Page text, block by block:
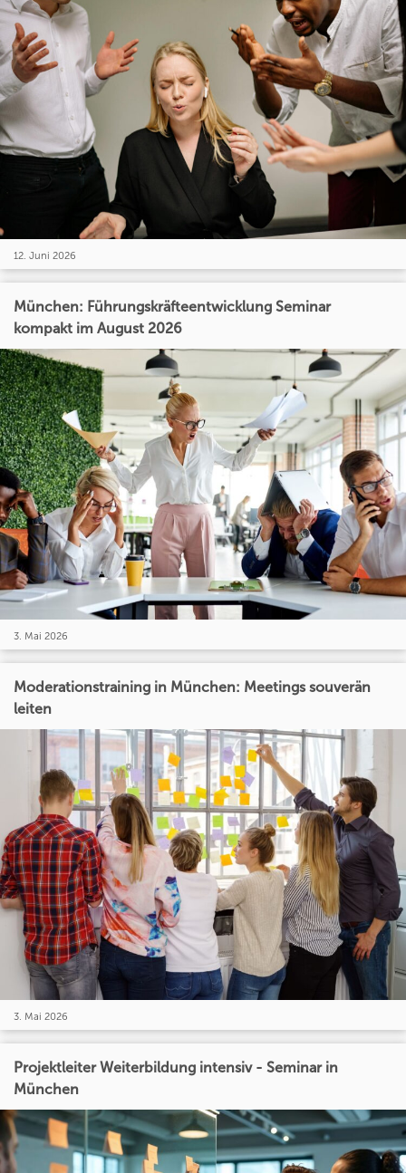
12. Juni 2026
München: Führungskräfteentwicklung Seminar
kompakt im August 2026
3. Mai 2026
Moderationstraining in München: Meetings souverän
leiten
3. Mai 2026
Projektleiter Weiterbildung intensiv - Seminar in
München